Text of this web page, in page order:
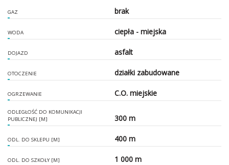
GAZ brak
WODA ciepła - miejska
DOJAZD asfalt
OTOCZENIE działki zabudowane
OGRZEWANIE C.O. miejskie
ODLEGŁOŚĆ DO KOMUNIKACJI
PUBLICZNEJ [M]
300 m
ODL. DO SKLEPU [M] 400 m
ODL. DO SZKOŁY [M] 1 000 m